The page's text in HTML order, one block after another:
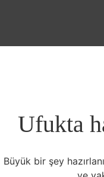
Ufukta
Büyük bir şey